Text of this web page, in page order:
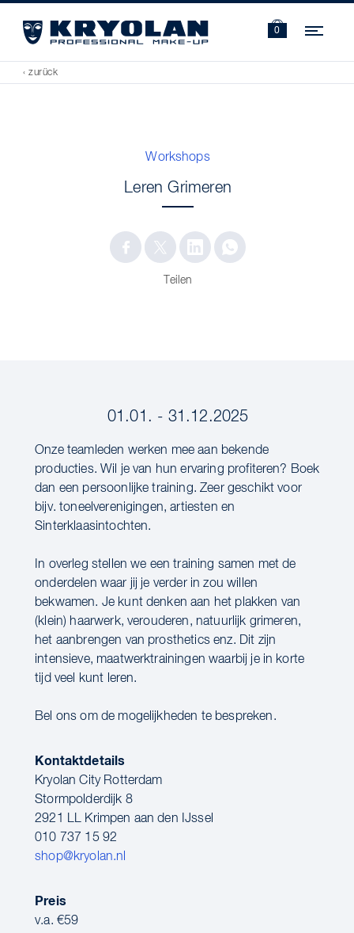
0
‹ zurück
Workshops
Leren Grimeren
Teilen
01.01. - 31.12.2025
Onze teamleden werken mee aan bekende
producties. Wil je van hun ervaring profiteren? Boek
dan een persoonlijke training. Zeer geschikt voor
bijv. toneelverenigingen, artiesten en
Sinterklaasintochten.
In overleg stellen we een training samen met de
onderdelen waar jij je verder in zou willen
bekwamen. Je kunt denken aan het plakken van
(klein) haarwerk, verouderen, natuurlijk grimeren,
het aanbrengen van prosthetics enz. Dit zijn
intensieve, maatwerktrainingen waarbij je in korte
tijd veel kunt leren.
Bel ons om de mogelijkheden te bespreken.
Kontaktdetails
Kryolan City Rotterdam
Stormpolderdijk 8
2921 LL Krimpen aan den IJssel
010 737 15 92
shop@kryolan.nl
Preis
v.a. €59